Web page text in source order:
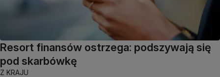
Resort finansów ostrzega: podszywają się
pod skarbówkę
Z KRAJU